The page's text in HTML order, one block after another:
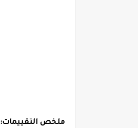
ملخص التقييمات: